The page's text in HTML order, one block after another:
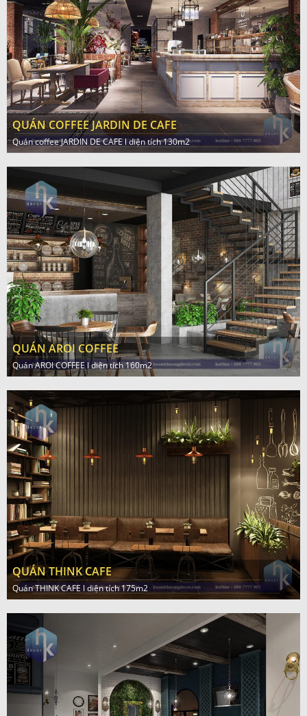
QUÁN COFFEE JARDIN DE CAFE
Quán coffee JARDIN DE CAFE l diện tích 130m2
QUÁN AROI COFFEE
Quán AROI COFFEE l diện tích 160m2
QUÁN THINK CAFE
Quán THINK CAFE l diện tích 175m2